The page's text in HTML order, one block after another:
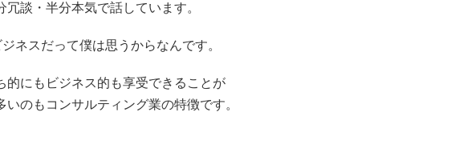
冗談・半分本気で話しています。
ネスだって僕は思うからなんです。
的にもビジネス的も享受できることが
いのもコンサルティング業の特徴です。